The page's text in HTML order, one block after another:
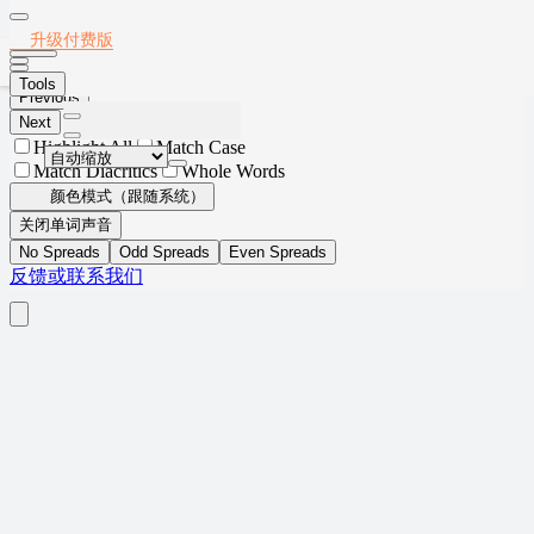
2019年考研英语一
Thumbnails
Current Outline Item
Previous
Next
Highlight All
Match Case
Match Diacritics
Whole Words
颜色模式（跟随系统）
关闭单词声音
No Spreads
Odd Spreads Even Spreads
反馈或联系我们
升级付费版
Tools